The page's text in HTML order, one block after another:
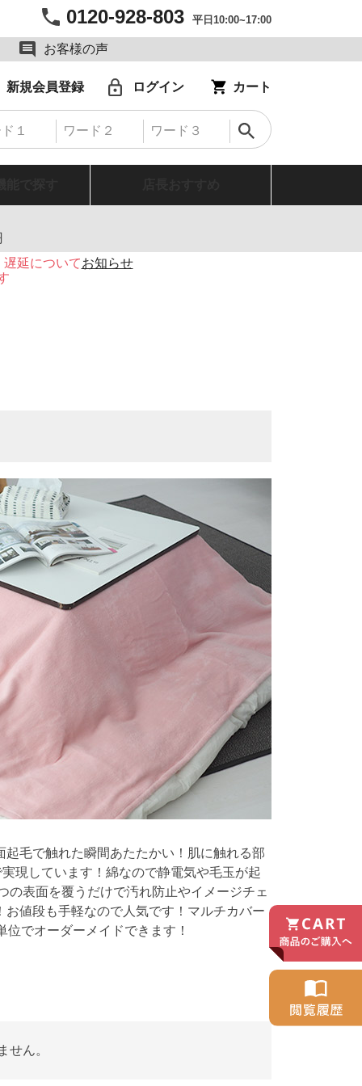
0120-928-803 平日10:00~17:00
お客様の声
新規会員登録 ログイン カート
延についてお知らせ
毛で触れた瞬間あたたかい！肌に触れる部
現しています！綿なので静電気や毛玉が起
表面を覆うだけで汚れ防止やイメージチェ
値段も手軽なので人気です！マルチカバー
でオーダーメイドできます！
せん。